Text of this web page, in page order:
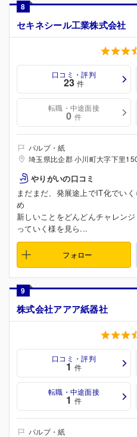
8
セキネシール工業株式会社
口コミ・評判
23 件
転職・中途面接
0 件
パルプ・紙
埼玉県比企郡 小川町大字下里
やりがいの口コミ
まだまだ、発展途上でIT化でい
め
新しいことをどんどんチャレン
っていく様を見ら...
フォロー
9
株式会社アアア紙器社
口コミ・評判
1 件
転職・中途面接
1 件
パルプ・紙